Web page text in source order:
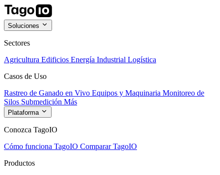
Soluciones
Sectores
Agricultura Edificios Energía Industrial Logística
Casos de Uso
Rastreo de Ganado en Vivo Equipos y Maquinaria Monitoreo de
Silos Submedición Más
Plataforma
Conozca TagoIO
Cómo funciona TagoIO Comparar TagoIO
Productos